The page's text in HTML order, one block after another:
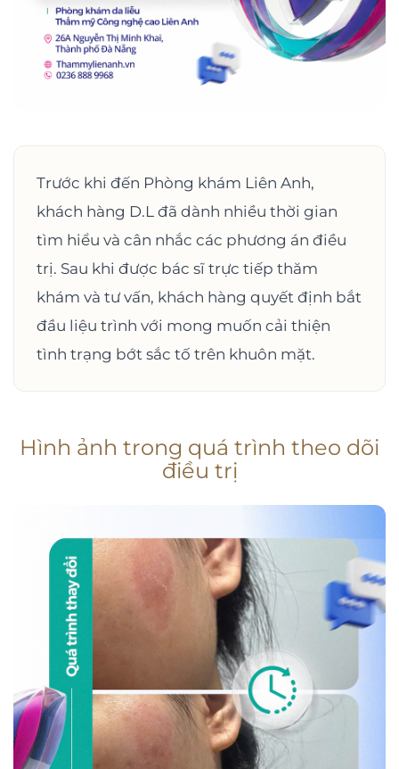
Trước khi đến Phòng khám Liên Anh,
khách hàng D.L đã dành nhiều thời gian
tìm hiểu và cân nhắc các phương án điều
trị. Sau khi được bác sĩ trực tiếp thăm
khám và tư vấn, khách hàng quyết định bắt
đầu liệu trình với mong muốn cải thiện
tình trạng bớt sắc tố trên khuôn mặt.
Hình ảnh trong quá trình theo dõi
điều trị